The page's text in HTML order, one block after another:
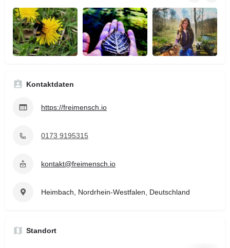
Kontaktdaten
https://freimensch.io
0173 9195315
kontakt@freimensch.io
Heimbach, Nordrhein-Westfalen, Deutschland
Standort